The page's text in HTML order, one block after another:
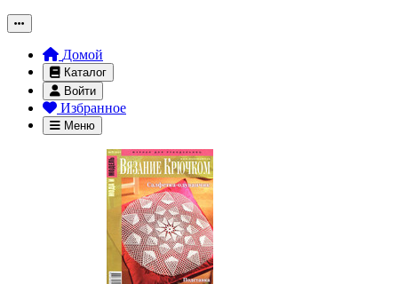
Домой
Каталог
Войти
Избранное
Меню